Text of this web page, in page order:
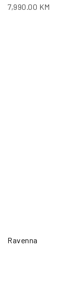
7,990.00 KM
Ravenna